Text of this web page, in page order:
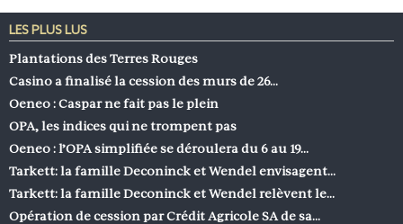
LES PLUS LUS
Plantations des Terres Rouges
Casino a finalisé la cession des murs de 26…
Oeneo : Caspar ne fait pas le plein
OPA, les indices qui ne trompent pas
Oeneo : l’OPA simplifiée se déroulera du 6 au 19…
Tarkett: la famille Deconinck et Wendel envisagent…
Tarkett: la famille Deconinck et Wendel relèvent le…
Opération de cession par Crédit Agricole SA de sa…